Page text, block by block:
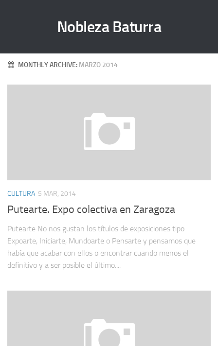
Nobleza Baturra
MONTHLY ARCHIVE: MARZO 2014
CULTURA 5 MAR, 2014
Putearte. Expo colectiva en Zaragoza
Putearte No nos gustan los títulos de exposiciones tipo
Expoarte, Iniciarte, Mundoarte o Pensarte y pensamos que
había que acabar con ellos o encontrar cuando menos el
definitivo y a ser posible el último....